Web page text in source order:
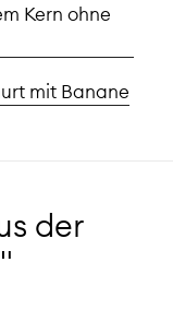
Kern ohne
mit Banane
der